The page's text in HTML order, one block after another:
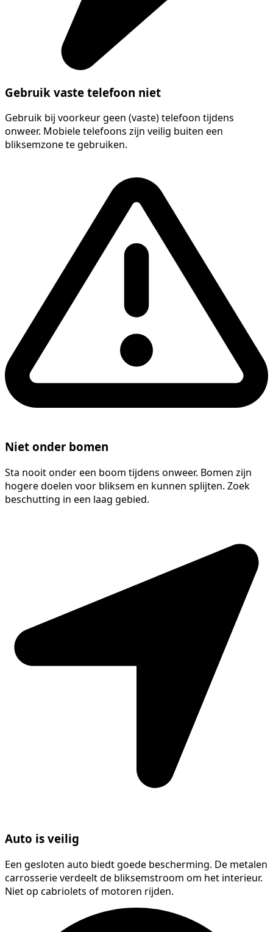
Gebruik vaste telefoon niet
Gebruik bij voorkeur geen (vaste) telefoon tijdens
onweer. Mobiele telefoons zijn veilig buiten een
bliksemzone te gebruiken.
Niet onder bomen
Sta nooit onder een boom tijdens onweer. Bomen zijn
hogere doelen voor bliksem en kunnen splijten. Zoek
beschutting in een laag gebied.
Auto is veilig
Een gesloten auto biedt goede bescherming. De metalen
carrosserie verdeelt de bliksemstroom om het interieur.
Niet op cabriolets of motoren rijden.